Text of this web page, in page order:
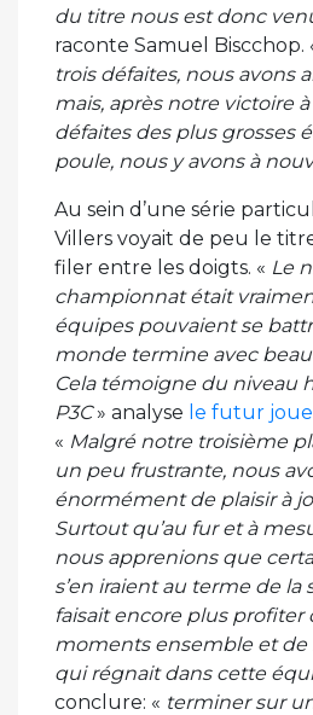
du titre nous est donc
raconte Samuel Biscchop.
trois défaites, nous avons
mais, après notre victoire
défaites des plus grosses
poule, nous y avons à
Au sein d’une série
Villers voyait de peu le
filer entre les doigts. « Le
championnat était
équipes pouvaient se
monde termine avec
Cela témoigne du niveau
P3C» analyse le futur
« Malgré notre troisième
un peu frustrante, nous
énormément de plaisir à
Surtout qu’au fur et à
nous apprenions que
s’en iraient au terme de la
faisait encore plus profiter
moments ensemble et de
qui régnait dans cette
conclure: « terminer sur